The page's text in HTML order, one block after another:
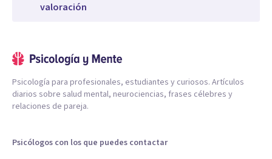
valoración
Psicología para profesionales, estudiantes y curiosos. Artículos
diarios sobre salud mental, neurociencias, frases célebres y
relaciones de pareja.
Psicólogos con los que puedes contactar